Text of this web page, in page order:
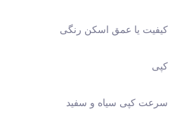
کیفیت یا عمق اسکن رنگی
کپی
سرعت کپی سیاه و سفید